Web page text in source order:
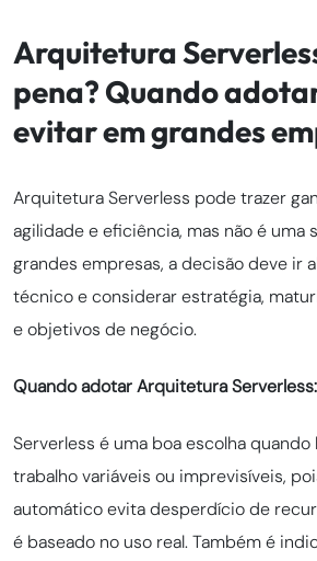
Arquitetura
pena? Quando
evitar em grandes
Arquitetura Serverless pode trazer
agilidade e eficiência, mas não é uma
grandes empresas, a decisão deve ir
técnico e considerar estratégia,
e objetivos de negócio.
Quando adotar Arquitetura Serverless:
Serverless é uma boa escolha quando
trabalho variáveis ou imprevisíveis,
automático evita desperdício de
é baseado no uso real. Também é